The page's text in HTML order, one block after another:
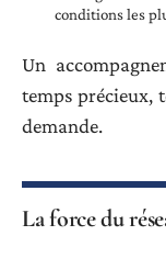
conditions les
Un
temps précieux,
demande.
La force du